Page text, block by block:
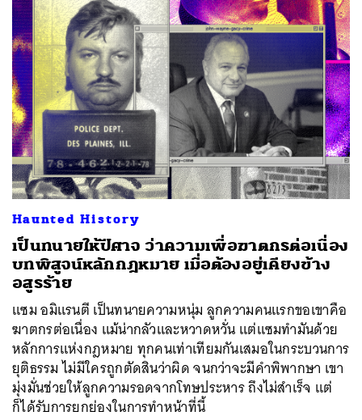
Haunted History
เป็นทนายให้ปีศาจ ว่าความเพื่อฆาตกรต่อเนื่อง
บทพิสูจน์หลักกฎหมาย เมื่อต้องอยู่เคียงข้าง
อสูรร้าย
แซม อมิแรนตี เป็นทนายความหนุ่ม ลูกความคนแรกขอเขาคือ
ฆาตกรต่อเนื่อง แม้น่ากลัวและหวาดหวั่น แต่แซมทำมันด้วย
หลักการแห่งกฎหมาย ทุกคนเท่าเทียมกันเสมอในกระบวนการ
ยุติธรรม ไม่มีใครถูกตัดสินว่าผิด จนกว่าจะมีคำพิพากษา เขา
มุ่งมั่นช่วยให้ลูกความรอดจากโทษประหาร ถึงไม่สำเร็จ แต่
ก็ได้รับการยกย่องในการทำหน้าที่นี้